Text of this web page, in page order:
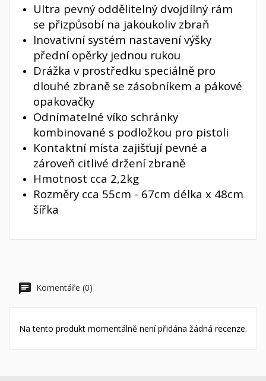
Ultra pevný oddělitelný dvojdílný rám
se přizpůsobí na jakoukoliv zbraň
Inovativní systém nastavení výšky
přední opěrky jednou rukou
Drážka v prostředku speciálně pro
dlouhé zbraně se zásobníkem a pákové
opakovačky
Odnímatelné víko schránky
kombinované s podložkou pro pistoli
Kontaktní místa zajišťují pevné a
zároveň citlivé držení zbraně
Hmotnost cca 2,2kg
Rozměry cca 55cm - 67cm délka x 48cm
šířka
Komentáře (0)
Na tento produkt momentálně není přidána žádná recenze.